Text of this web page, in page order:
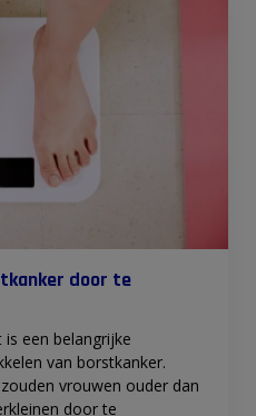
door te
is een belangrijke
van borstkanker.
vrouwen ouder dan
door te